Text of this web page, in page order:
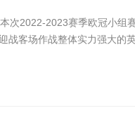
次2022-2023赛季欧冠小组
战客场作战整体实力强大的英